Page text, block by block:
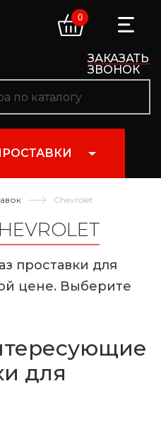
ЗАКАЗАТЬ
ЗВОНОК
0
Chevrolet
проставки для
цене. Выберите
для